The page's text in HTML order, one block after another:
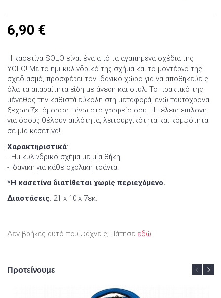
6,90 €
Η κασετίνα SOLO είναι ένα από τα αγαπημένα σχέδια της
YOLO! Με το ημι-κυλινδρικό της σχήμα και το μοντέρνο της
σχεδιασμό, προσφέρει τον ιδανικό χώρο για να αποθηκεύεις
όλα τα απαραίτητα είδη με άνεση και στυλ. Το πρακτικό της
μέγεθος την καθιστά εύκολη στη μεταφορά, ενώ ταυτόχρονα
ξεχωρίζει όμορφα πάνω στο γραφείο σου. Η τέλεια επιλογή
για όσους θέλουν απλότητα, λειτουργικότητα και κομψότητα
σε μία κασετίνα!
Χαρακτηριστικά:
- Ημικυλινδρικό σχήμα με μία θήκη.
- Ιδανική για κάθε σχολική τσάντα.
*Η κασετίνα διατίθεται χωρίς περιεχόμενο.
Διαστάσεις: 21 x 10 x 7εκ.
Δεν βρήκες αυτό που ψάχνεις; Πάτησε εδώ
Προτείνουμε